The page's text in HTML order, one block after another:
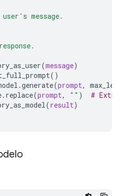
message.
(message)
()
.generate(prompt,
. replace(prompt, "" ) #
(result)